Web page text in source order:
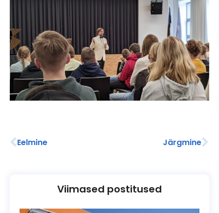
Eelmine Järgmine
Viimased postitused